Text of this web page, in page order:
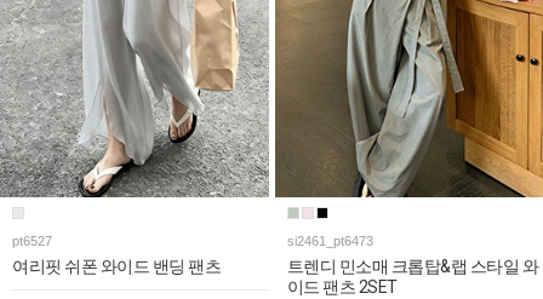
pt6527
여리핏 쉬폰 와이드 밴딩 팬츠
si2461_pt6473
트렌디 민소매 크롭탑&랩 스타일 와
이드 팬츠 2SET